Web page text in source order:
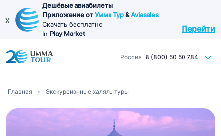
Перейти
основному
x
Дешёвые авиабилеты
Приложение отУмма Тур&Aviasales
Скачать бесплатно
In Play Market Перейти
Россия 8 (800) 50 50 784
Строка
Главная Экскурсионные халяль туры